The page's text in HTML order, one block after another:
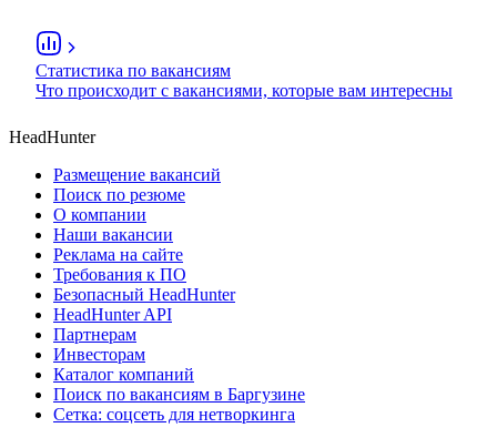
Статистика по вакансиям
Что происходит с вакансиями, которые вам интересны
HeadHunter
Размещение вакансий
Поиск по резюме
О компании
Наши вакансии
Реклама на сайте
Требования к ПО
Безопасный HeadHunter
HeadHunter API
Партнерам
Инвесторам
Каталог компаний
Поиск по вакансиям в Баргузине
Сетка: соцсеть для нетворкинга